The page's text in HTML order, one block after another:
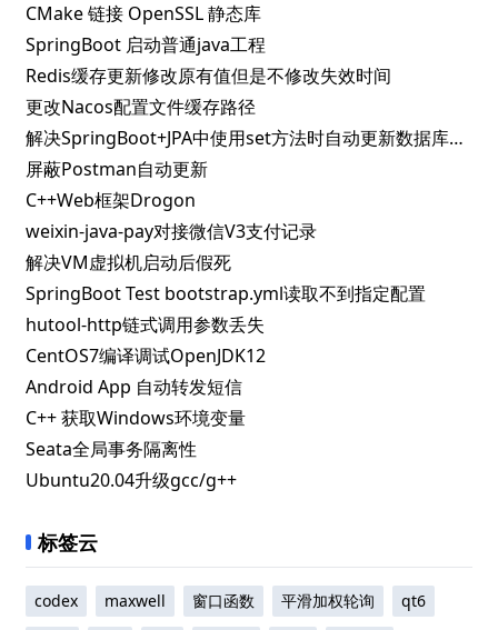
CMake 链接 OpenSSL 静态库
SpringBoot 启动普通java工程
Redis缓存更新修改原有值但是不修改失效时间
更改Nacos配置文件缓存路径
解决SpringBoot+JPA中使用set方法时自动更新数据库问题
屏蔽Postman自动更新
C++Web框架Drogon
weixin-java-pay对接微信V3支付记录
解决VM虚拟机启动后假死
SpringBoot Test bootstrap.yml读取不到指定配置
hutool-http链式调用参数丢失
CentOS7编译调试OpenJDK12
Android App 自动转发短信
C++ 获取Windows环境变量
Seata全局事务隔离性
Ubuntu20.04升级gcc/g++
标签云
codex maxwell 窗口函数 平滑加权轮询
qt6